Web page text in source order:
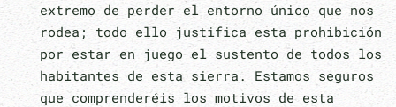
extremo de perder el entorno único que nos
rodea; todo ello justifica esta prohibición
por estar en juego el sustento de todos los
habitantes de esta sierra. Estamos seguros
que comprenderéis los motivos de esta